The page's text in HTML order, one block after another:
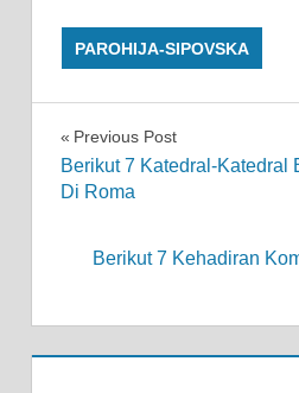
PAROHIJA-SIPOVSKA
Post
navigation
Previous Post
Berikut 7 Katedral-Katedral
Di Roma
Berikut 7 Kehadiran